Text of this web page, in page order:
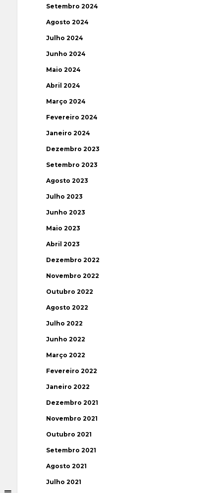
Setembro 2024
Agosto 2024
Julho 2024
Junho 2024
Maio 2024
Abril 2024
Março 2024
Fevereiro 2024
Janeiro 2024
Dezembro 2023
Setembro 2023
Agosto 2023
Julho 2023
Junho 2023
Maio 2023
Abril 2023
Dezembro 2022
Novembro 2022
Outubro 2022
Agosto 2022
Julho 2022
Junho 2022
Março 2022
Fevereiro 2022
Janeiro 2022
Dezembro 2021
Novembro 2021
Outubro 2021
Setembro 2021
Agosto 2021
Julho 2021